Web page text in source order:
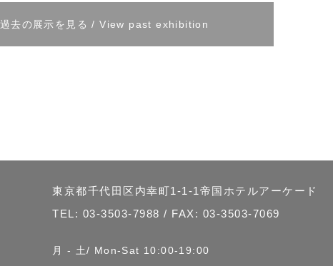
過去の展示を見る / View past exhibition
東京都千代田区内幸町1-1-1帝国ホテルアーケード
TEL: 03-3503-7988 / FAX: 03-3503-7069
月 - 土/ Mon-Sat 10:00-19:00